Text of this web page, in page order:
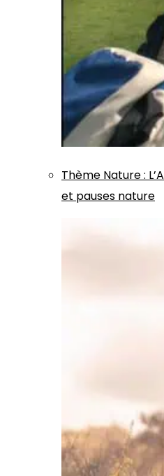
Thème Nature:
et pauses nature